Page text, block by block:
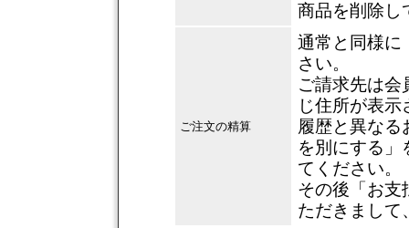
商品を削除し
ご注文の精算
通常と同様に
さい。
ご請求先は会
じ住所が表示
履歴と異なる
を別にする」
てください。
その後「お支
ただきまして